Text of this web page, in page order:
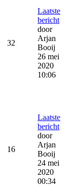
32
Laatste
bericht
door
Arjan
Booij
26 mei
2020
10:06
16
Laatste
bericht
door
Arjan
Booij
24 mei
2020
00:34